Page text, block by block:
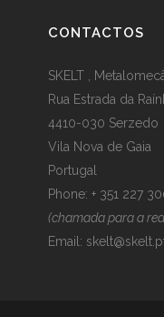
CONTACTOS
SKELT ,
Rua Estrada da
4410-030 Serzedo
Vila Nova de Gaia
Portugal
Phone: + 351 227
(chamada para a
Email: